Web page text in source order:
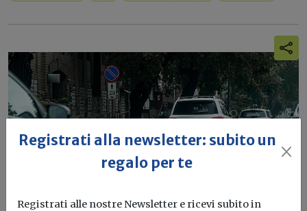
Registrati alla newsletter: subito un
regalo per te
Registrati alle nostre Newsletter e ricevi subito in